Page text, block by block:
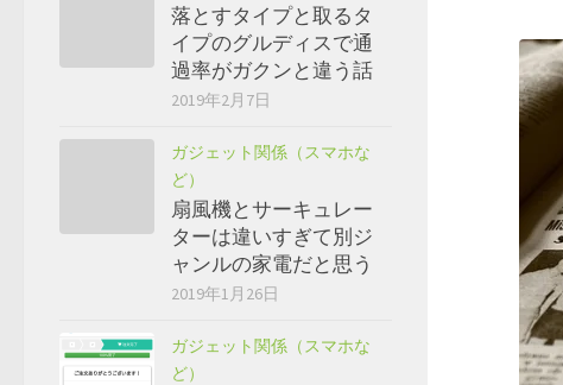
落とすタイプと取るタ
イプのグルディスで通
過率がガクンと違う話
2019年2月7日
ガジェット関係（スマホな
ど）
扇風機とサーキュレー
ターは違いすぎて別ジ
ャンルの家電だと思う
2019年1月26日
ガジェット関係（スマホな
ど）